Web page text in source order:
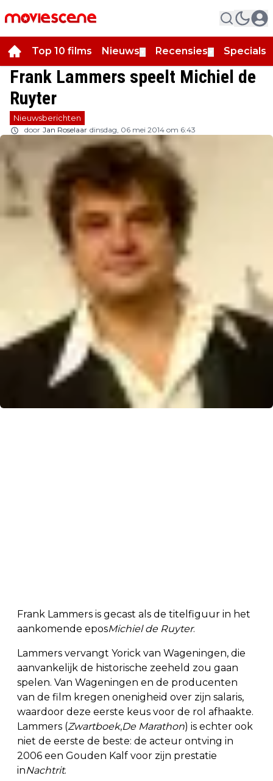
Top 10 films Nieuws Recensies Specials
Frank Lammers speelt Michiel de
Ruyter
Nieuwsberichten
door Jan Roselaar dinsdag, 06 mei 2014 om 6:43
Frank Lammers is gecast als de titelfiguur in het
aankomende eposMichiel de Ruyter.
Lammers vervangt Yorick van Wageningen, die
aanvankelijk de historische zeeheld zou gaan
spelen. Van Wageningen en de producenten
van de film kregen onenigheid over zijn salaris,
waardoor deze eerste keus voor de rol afhaakte.
Lammers (Zwartboek,De Marathon) is echter ook
niet de eerste de beste: de acteur ontving in
2006 een Gouden Kalf voor zijn prestatie
inNachtrit.